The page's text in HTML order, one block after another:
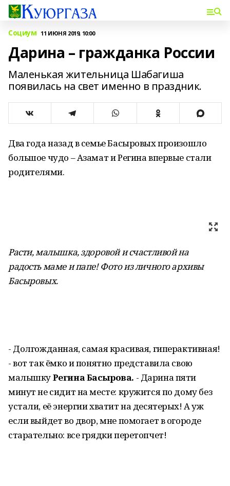
Социум 11 ИЮНЯ 2019, 10:00
Дарина – гражданка России
Маленькая жительница Шабагиша
появилась на свет именно в праздник.
Два года назад в семье Басыровых произошло
большое чудо – Азамат и Регина впервые стали
родителями.
Расти, малышка, здоровой и счастливой на
радость маме и папе! Фото из личного архивы
Басыровых.
- Долгожданная, самая красивая, гиперактивная!
- вот так ёмко и понятно представила свою
малышкуРегина Басырова. - Дарина пяти
минут не сидит на месте: кружится по дому без
устали, её энергии хватит на десятерых! А уж
если выйдет во двор, мне помогает в огороде
старательно: все грядки перетопчет!